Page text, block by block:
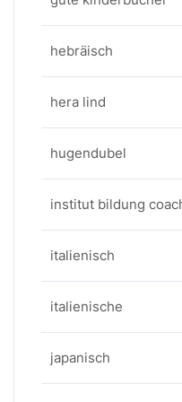
hebräisch
hera lind
hugendubel
institut bildung
italienisch
italienische
japanisch